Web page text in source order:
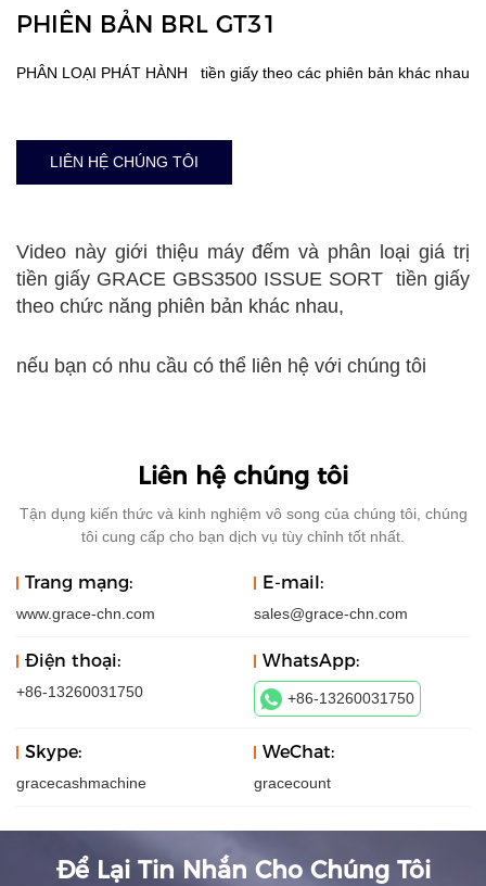
PHIÊN BẢN BRL GT31
PHÂN LOẠI PHÁT HÀNH tiền giấy theo các phiên bản khác nhau
LIÊN HỆ CHÚNG TÔI
Video này giới thiệu máy đếm và phân loại giá trị
tiền giấy GRACE GBS3500 ISSUE SORT tiền giấy
theo chức năng phiên bản khác nhau,
nếu bạn có nhu cầu có thể liên hệ với chúng tôi
Liên hệ chúng tôi
Tận dụng kiến ​​thức và kinh nghiệm vô song của chúng tôi, chúng
tôi cung cấp cho bạn dịch vụ tùy chỉnh tốt nhất.
Trang mạng:
www.grace-chn.com
E-mail:
sales@grace-chn.com
Điện thoại:
+86-13260031750
WhatsApp:
+86-13260031750
Skype:
gracecashmachine
WeChat:
gracecount
Để Lại Tin Nhắn Cho Chúng Tôi